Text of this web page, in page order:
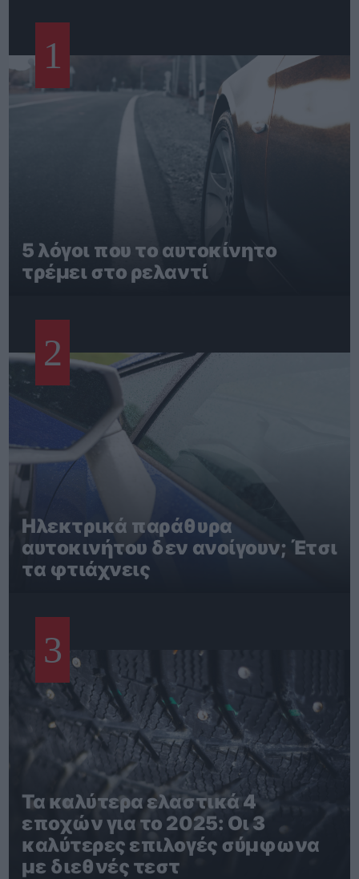
1
5 λόγοι που το αυτοκίνητο
τρέμει στο ρελαντί
2
Ηλεκτρικά παράθυρα
αυτοκινήτου δεν ανοίγουν; Έτσι
τα φτιάχνεις
3
Τα καλύτερα ελαστικά 4
εποχών για το 2025: Οι 3
καλύτερες επιλογές σύμφωνα
με διεθνές τεστ